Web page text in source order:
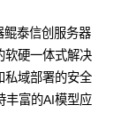
鲲泰信创服务器
软硬一体式解决
私域部署的安全
丰富的AI模型应